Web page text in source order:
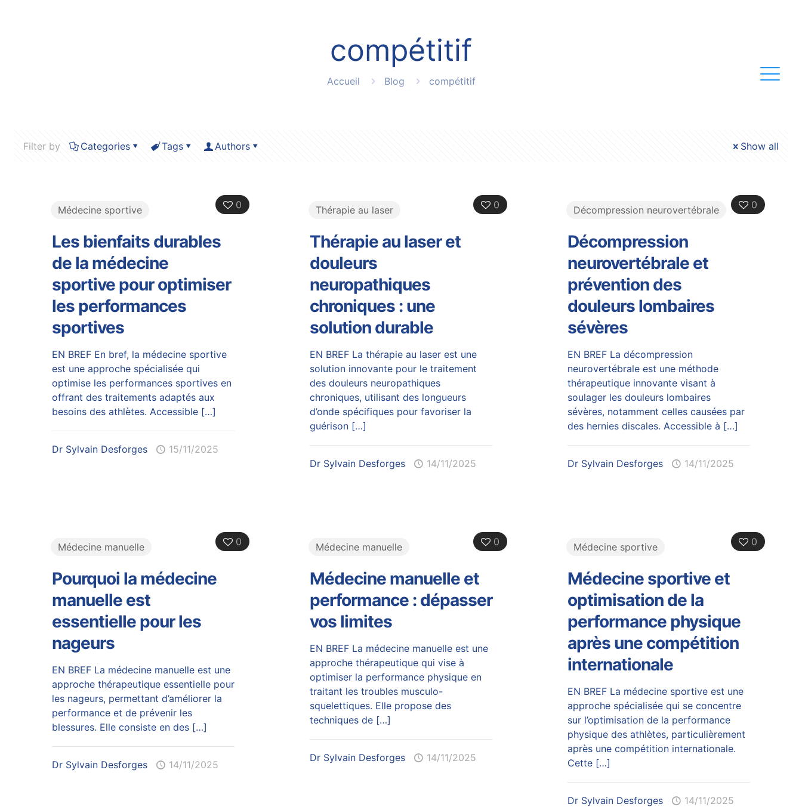
compétitif
Accueil Blog compétitif
Filter by Categories Tags Authors Show all
0
Médecine sportive
Les bienfaits durables
de la médecine
sportive pour optimiser
les performances
sportives
EN BREF En bref, la médecine sportive
est une approche spécialisée qui
optimise les performances sportives en
offrant des traitements adaptés aux
besoins des athlètes. Accessible[…]
Dr Sylvain Desforges 15/11/2025
0
Thérapie au laser
Thérapie au laser et
douleurs
neuropathiques
chroniques : une
solution durable
EN BREF La thérapie au laser est une
solution innovante pour le traitement
des douleurs neuropathiques
chroniques, utilisant des longueurs
d’onde spécifiques pour favoriser la
guérison[…]
Dr Sylvain Desforges 14/11/2025
0
Décompression neurovertébrale
Décompression
neurovertébrale et
prévention des
douleurs lombaires
sévères
EN BREF La décompression
neurovertébrale est une méthode
thérapeutique innovante visant à
soulager les douleurs lombaires
sévères, notamment celles causées par
des hernies discales. Accessible à […]
Dr Sylvain Desforges 14/11/2025
0
Médecine manuelle
Pourquoi la médecine
manuelle est
essentielle pour les
nageurs
EN BREF La médecine manuelle est une
approche thérapeutique essentielle pour
les nageurs, permettant d’améliorer la
performance et de prévenir les
blessures. Elle consiste en des[…]
Dr Sylvain Desforges 14/11/2025
0
Médecine manuelle
Médecine manuelle et
performance : dépasser
vos limites
EN BREF La médecine manuelle est une
approche thérapeutique qui vise à
optimiser la performance physique en
traitant les troubles musculo-
squelettiques. Elle propose des
techniques de[…]
Dr Sylvain Desforges 14/11/2025
0
Médecine sportive
Médecine sportive et
optimisation de la
performance physique
après une compétition
internationale
EN BREF La médecine sportive est une
approche spécialisée qui se concentre
sur l’optimisation de la performance
physique des athlètes, particulièrement
après une compétition internationale.
Cette[…]
Dr Sylvain Desforges 14/11/2025